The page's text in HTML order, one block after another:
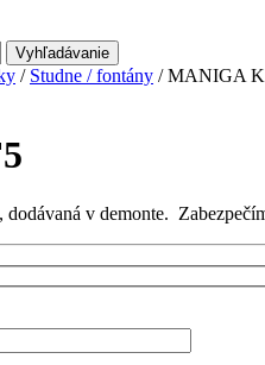
Vyhľadávanie
/ Studne / fontány / MANIGA
dodávaná v demonte.